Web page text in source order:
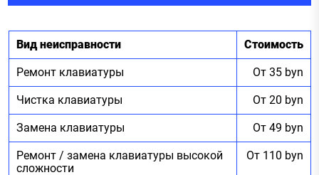
Вид неисправности Стоимость
Ремонт клавиатуры От 35 byn
Чистка клавиатуры От 20 byn
Замена клавиатуры От 49 byn
Ремонт / замена клавиатуры высокой
сложности
От 110 byn